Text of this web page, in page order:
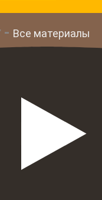
- Все материалы